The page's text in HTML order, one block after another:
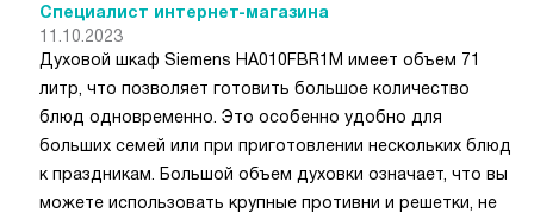
Специалист интернет-магазина
11.10.2023
Духовой шкаф Siemens HA010FBR1M имеет объем 71
литр, что позволяет готовить большое количество
блюд одновременно. Это особенно удобно для
больших семей или при приготовлении нескольких блюд
к праздникам. Большой объем духовки означает, что вы
можете использовать крупные противни и решетки, не